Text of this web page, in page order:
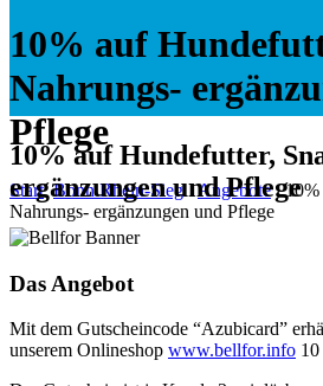
10% auf
Nahrungs-
Pflege
Start Bonn Rhein-Sieg Angebote
10%
Nahrungs- ergänzungen und Pflege
10% auf Hundefutter,
ergänzungen und Pflege
Das Angebot
Mit dem Gutscheincode “Azubicard”
unserem Onlineshop www.bellfor.info